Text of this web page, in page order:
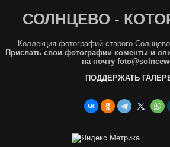
СОЛНЦЕВО -
Коллекция фотографий старого
Прислать свои фотографии коменты и
на почту
ПОДДЕРЖАТЬ